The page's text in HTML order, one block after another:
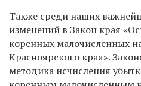
Также среди наших
изменений в Закон края
коренных малочисленных
Красноярского края».
методика исчисления